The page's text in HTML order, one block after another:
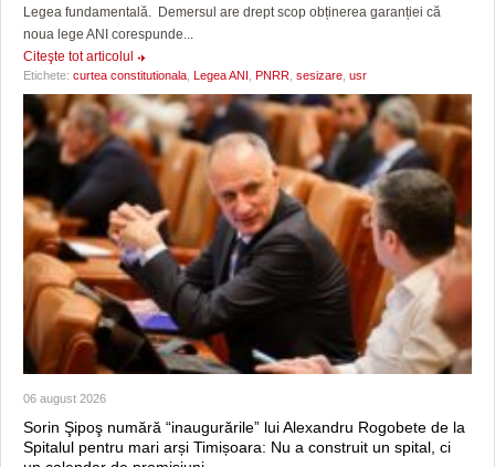
Legea fundamentală. Demersul are drept scop obținerea garanției că
noua lege ANI corespunde...
Citeşte tot articolul
Etichete: curtea constitutionala Legea ANI PNRR sesizare usr
06 august 2026
Sorin Şipoş numără “inaugurările” lui Alexandru Rogobete de la
Spitalul pentru mari arși Timișoara: Nu a construit un spital, ci